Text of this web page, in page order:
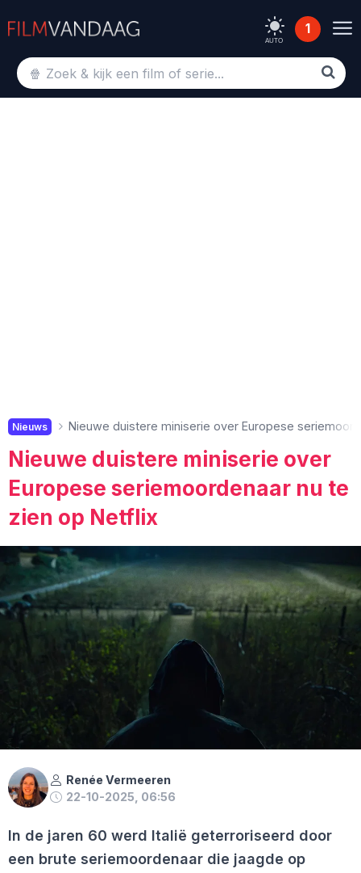
AUTO
1
Nieuws Nieuwe duistere miniserie over Europese
Nieuwe duistere miniserie over
Europese seriemoordenaar nu te
zien op Netflix
Renée Vermeeren
22-10-2025, 06:56
In de jaren 60 werd Italië geterroriseerd door
een brute seriemoordenaar die jaagde op